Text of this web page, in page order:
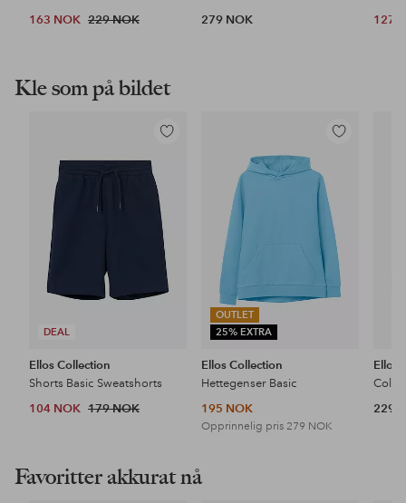
163 NOK 229 NOK
279 NOK
127
Kle som på bildet
DEAL
Legg
favoritter
Ellos Collection
Shorts Basic Sweatshorts
104 NOK 179 NOK
OUTLET
25% EXTRA
Legg
Ellos Collection
Hettegenser Basic
195 NOK
Opprinnelig pris279 NOK
Ellos
229
Favoritter akkurat nå